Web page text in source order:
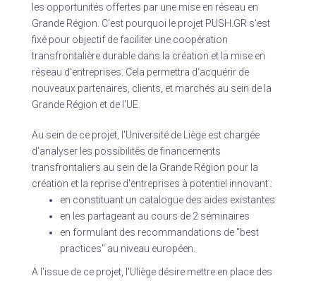
les opportunités offertes par une mise en réseau en
Grande Région. C'est pourquoi le projet PUSH.GR s'est
fixé pour objectif de faciliter une coopération
transfrontalière durable dans la création et la mise en
réseau d'entreprises. Cela permettra d‘acquérir de
nouveaux partenaires, clients, et marchés au sein de la
Grande Région et de l'UE.
Au sein de ce projet, l'Université de Liège est chargée
d'analyser les possibilités de financements
transfrontaliers au sein de la Grande Région pour la
création et la reprise d'entreprises à potentiel innovant :
en constituant un catalogue des aides existantes
en les partageant au cours de 2 séminaires
en formulant des recommandations de "best
practices" au niveau européen.
A l'issue de ce projet, l'Uliège désire mettre en place des